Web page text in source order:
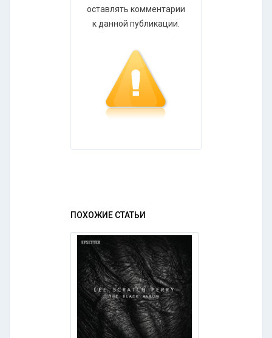
оставлять комментарии
к данной публикации.
ПОХОЖИЕ СТАТЬИ